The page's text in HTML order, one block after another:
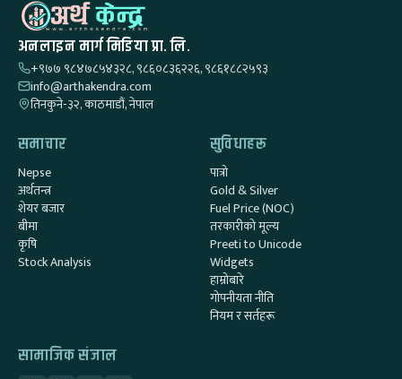
अनलाइन मार्ग मिडिया प्रा. लि.
+९७७ ९८४७८५४३२८, ९८६०८३६२२६, ९८६१८८२५९३
info@arthakendra.com
तिनकुने-३२, काठमाडौं, नेपाल
समाचार
Nepse
अर्थतन्त्र
शेयर बजार
बीमा
कृषि
Stock Analysis
सुविधाहरू
पात्रो
Gold & Silver
Fuel Price (NOC)
तरकारीको मूल्य
Preeti to Unicode
Widgets
हाम्रोबारे
गोपनीयता नीति
नियम र सर्तहरू
सामाजिक संजाल